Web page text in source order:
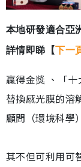
本地研發適合亞
詳情即睇【下一
贏得金獎 、「
替換感光膜的溶
顧問（環境科學
其不但可利用可